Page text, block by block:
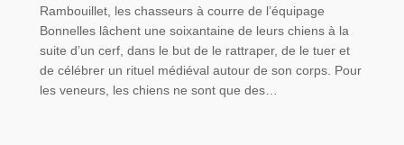
Rambouillet, les chasseurs à courre de l’équipage
Bonnelles lâchent une soixantaine de leurs chiens à la
suite d’un cerf, dans le but de le rattraper, de le tuer et
de célébrer un rituel médiéval autour de son corps. Pour
les veneurs, les chiens ne sont que des…